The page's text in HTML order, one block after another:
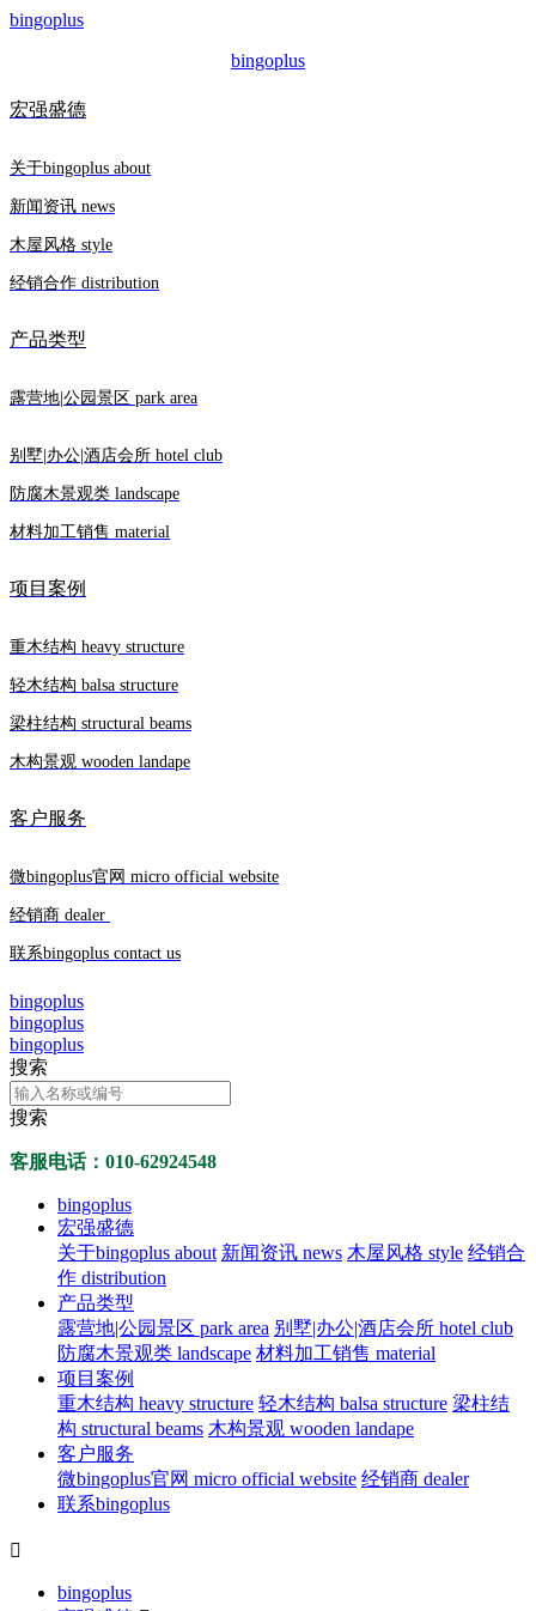
bingoplus
bingoplus
宏强盛德
关于bingoplus about
新闻资讯 news
木屋风格 style
经销合作 distribution
产品类型
露营地|公园景区 park area
别墅|办公|酒店会所 hotel club
防腐木景观类 landscape
材料加工销售 material
项目案例
重木结构 heavy structure
轻木结构 balsa structure
梁柱结构 structural beams
木构景观 wooden landape
客户服务
微bingoplus官网 micro official website
经销商 dealer
联系bingoplus contact us
bingoplus
bingoplus
bingoplus
搜索
搜索
客服电话：010-62924548
bingoplus
宏强盛德
关于bingoplus about 新闻资讯 news 木屋风格 style 经销合
作 distribution
产品类型
露营地|公园景区 park area 别墅|办公|酒店会所 hotel club
防腐木景观类 landscape 材料加工销售 material
项目案例
重木结构 heavy structure 轻木结构 balsa structure 梁柱结
构 structural beams 木构景观 wooden landape
客户服务
微bingoplus官网 micro official website 经销商 dealer
联系bingoplus

bingoplus